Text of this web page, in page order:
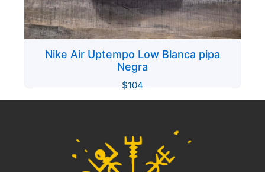
Nike Air Uptempo Low Blanca pipa
Negra
$104